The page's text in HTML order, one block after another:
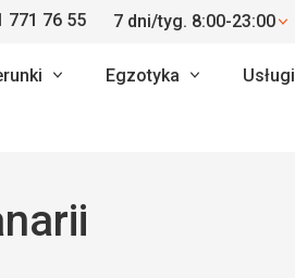
771 76 55 7 dni/tyg. 8:00-23:00
Egzotyka Usługi